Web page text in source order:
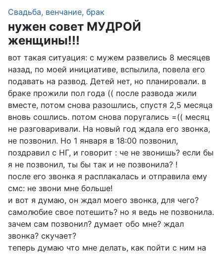
Свадьба, венчание, брак
нужен совет МУДРОЙ
женщины!!!
вот такая ситуация: с мужем развелись 8 месяцев
назад, по моей инициативе, вспылила, повела его
подавать на развод. Детей нет, но планировали. в
браке прожили пол года (( после развода жили
вместе, потом снова разошлись, спустя 2,5 месяца
вновь сошлись. потом снова поругались =(( месяц
не разговаривали. На новый год ждала его звонка,
не позвонил. Но 1 января в 18:00 позвонил,
поздравил с НГ, и говорит : че не звонишь? если бы
я не позвонил, ты бы так и не позвонила? !
после его звонка я расплакалась и отправила ему
смс: не звони мне больше!
и вот я думаю, он ждал моего звонка, для чего?
самолюбие свое потешить? но я ведь не позвонила.
зачем сам позвонил? думает обо мне? ждал
звонка? скучает?
теперь думаю что мне делать, как пойти с ним на